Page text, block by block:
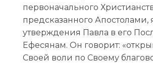
первоначального
предсказанного Апостолами,
утверждения Павла в его
Ефесянам. Он говорит:
Своей воли по Своему